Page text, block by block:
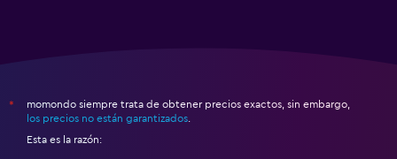
*
momondo siempre trata de obtener precios exactos, sin embargo,
los precios no están garantizados.
Esta es la razón: